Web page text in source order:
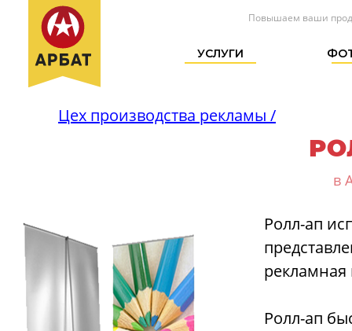
Повышаем ваши
УСЛУГИ
Цех производства рекламы /
в
Ролл-ап
рекламная
Ролл-ап